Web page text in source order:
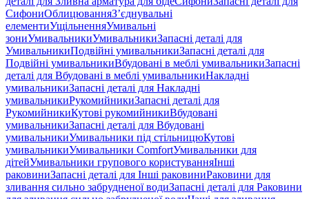
СифониОблицюванняЗ’єднувальні
елементиУщільненняУмивальні
зониУмивальникиУмивальникиЗапасні деталі для
УмивальникиПодвійні умивальникиЗапасні деталі для
Подвійні умивальникиВбудовані в меблі умивальникиЗапасні
деталі для Вбудовані в меблі умивальникиНакладні
умивальникиЗапасні деталі для Накладні
умивальникиРукомийникиЗапасні деталі для
РукомийникиКутові рукомийникиВбудовані
умивальникиЗапасні деталі для Вбудовані
умивальникиУмивальники під стільницюКутові
умивальникиУмивальники ComfortУмивальники для
дітейУмивальники групового користуванняІнші
раковиниЗапасні деталі для Інші раковиниРаковини для
зливання сильно забрудненої водиЗапасні деталі для Раковини